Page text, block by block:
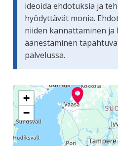
ideoida ehdotuksia ja
hyödyttävät monia.
niiden kannattaminen
äänestäminen
palvelussa.
Seuraavassa elementissä
+
−